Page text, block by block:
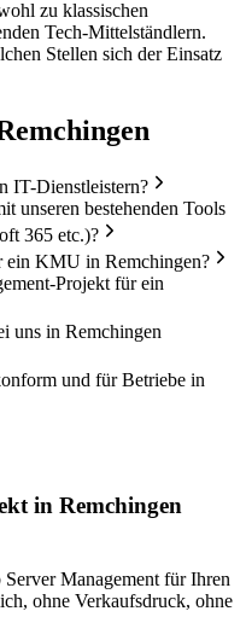
zu klassischen
Tech-Mittelständlern.
Stellen sich der Einsatz
IT-Dienstleistern?
unseren bestehenden Tools
365 etc.)?
ein KMU in Remchingen?
Projekt für ein
uns in Remchingen
und für Betriebe in
in Remchingen
Management für Ihren
ohne Verkaufsdruck, ohne